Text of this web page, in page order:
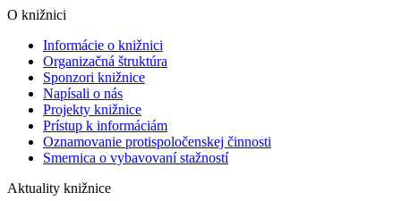
O knižnici
Informácie o knižnici
Organizačná štruktúra
Sponzori knižnice
Napísali o nás
Projekty knižnice
Prístup k informáciám
Oznamovanie protispoločenskej činnosti
Smernica o vybavovaní stažností
Aktuality knižnice